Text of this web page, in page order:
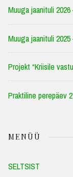
Muuga jaanituli
Muuga jaanituli
Projekt “Kriisile
Praktiline perepäev
MENÜÜ
SELTSIST